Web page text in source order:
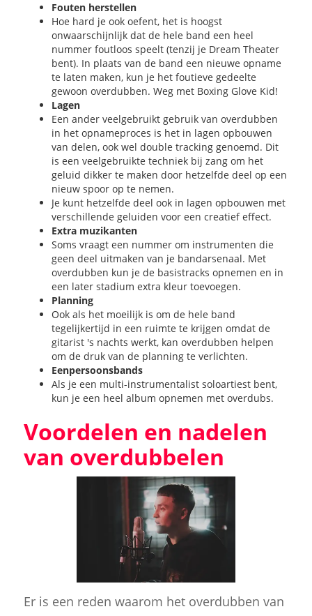
Fouten herstellen
Hoe hard je ook oefent, het is hoogst
onwaarschijnlijk dat de hele band een heel
nummer foutloos speelt (tenzij je Dream Theater
bent). In plaats van de band een nieuwe opname
te laten maken, kun je het foutieve gedeelte
gewoon overdubben. Weg met Boxing Glove Kid!
Lagen
Een ander veelgebruikt gebruik van overdubben
in het opnameproces is het in lagen opbouwen
van delen, ook wel double tracking genoemd. Dit
is een veelgebruikte techniek bij zang om het
geluid dikker te maken door hetzelfde deel op een
nieuw spoor op te nemen.
Je kunt hetzelfde deel ook in lagen opbouwen met
verschillende geluiden voor een creatief effect.
Extra muzikanten
Soms vraagt een nummer om instrumenten die
geen deel uitmaken van je bandarsenaal. Met
overdubben kun je de basistracks opnemen en in
een later stadium extra kleur toevoegen.
Planning
Ook als het moeilijk is om de hele band
tegelijkertijd in een ruimte te krijgen omdat de
gitarist 's nachts werkt, kan overdubben helpen
om de druk van de planning te verlichten.
Eenpersoonsbands
Als je een multi-instrumentalist soloartiest bent,
kun je een heel album opnemen met overdubs.
Voordelen en nadelen
van overdubbelen
Er is een reden waarom het overdubben van